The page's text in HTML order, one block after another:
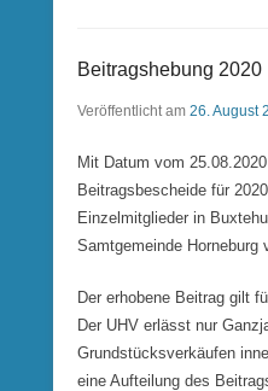
Beitragshebung 2020
Veröffentlicht am 26. August
Mit Datum vom
Beitragsbescheide für
Einzelmitglieder in
Samtgemeinde Horneburg
Der erhobene Beitrag gilt
Der UHV erlässt nur
Grundstücksverkäufen
eine Aufteilung des